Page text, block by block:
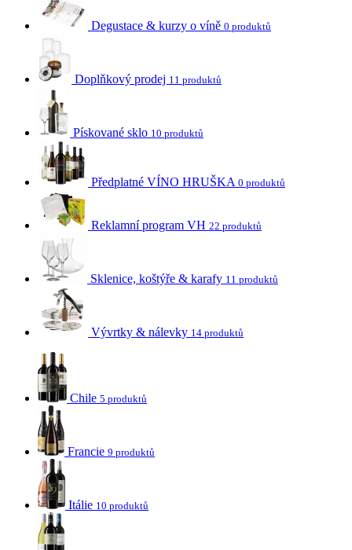
Degustace & kurzy o víně 0 produktů
Doplňkový prodej 11 produktů
Pískované sklo 10 produktů
Předplatné VÍNO HRUŠKA 0 produktů
Reklamní program VH 22 produktů
Sklenice, koštýře & karafy 11 produktů
Vývrtky & nálevky 14 produktů
Chile 5 produktů
Francie 9 produktů
Itálie 10 produktů